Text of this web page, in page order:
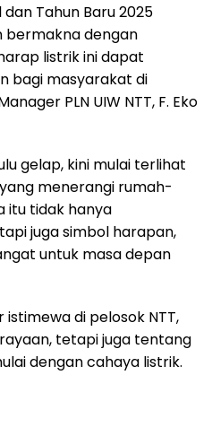
Tahun Baru 2025
bermakna dengan
listrik ini dapat
bagi masyarakat di
PLN UIW NTT, F. Eko
gelap, kini mulai terlihat
menerangi rumah-
itu tidak hanya
juga simbol harapan,
untuk masa depan
di pelosok NTT,
tetapi juga tentang
dengan cahaya listrik.